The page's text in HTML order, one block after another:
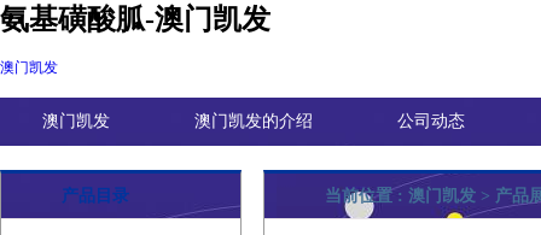
氨基磺酸胍-澳门凯发
澳门凯发
澳门凯发 澳门凯发的介绍 公司动态
产品目录 当前位置 : 澳门凯发 > 产品